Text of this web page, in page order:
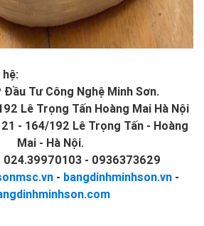
Đầu Tư Công Nghệ Minh Sơn.
Lê Trọng Tấn Hoàng Mai Hà Nội
- 164/192 Lê Trọng Tấn - Hoàng
Mai - Hà Nội.
024.39970103 - 0936373629
- bangdinhminhson.vn -